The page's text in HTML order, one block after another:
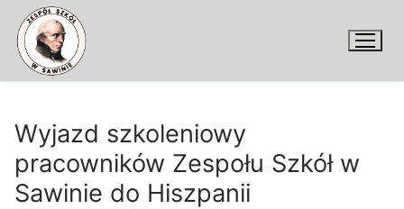
Przejdź
treści
Wyjazd szkoleniowy
pracowników Zespołu Szkół w
Sawinie do Hiszpanii